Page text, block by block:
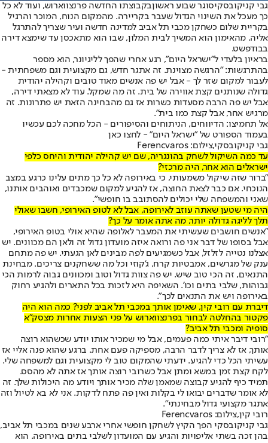
גבי קניקובסקיסוגר שבוע ראשוןבקבוצתו החדשה פרנצווארוש, ועוד לא כל
כך מעכל את השינוי הגדול שעבר בקריירה. מהמקום הנוח, המוכר והרגיל
בקריית שלום כשחקן מכבי תל אביב למדינה חדשה ועיר שצריך להתרגל
אליה. מהאימון הוא המשיך לבית המלון, שבו הוא מתאכסן עד שימצא דירה
בבודפשט.
בראיון בלעדי ל"ישראל היום", רגע אחרי שהפך לליגיונר, הוא מספר
בהתרגשות: "הרגשה מצוינת. זה אתגר חדש, גם מקצועית וגם משפחתית -
לעבור למקום שזר לך - אבל יש פה אנשים מאוד טובים וקהילה יהודית
גדולה שנותנים קצת אווירה של בית. זה מה שמקל. עוד לא מצאתי דירה,
אבל יש פה הרבה מסעדות כשרות אז גם מהבחינה הזאת יש פתרונות. זה
מרגיש אחר, אבל קצת כמו בית".
אל תחמיצו: הדיווחים, הניתוחים והסיפורים - הכל מחכה לכם עכשיו
בעמוד הספורט של "ישראל היום" - לחצו כאן
גבי קניקובסקי,צילום: Ferencvaros
עד כמה השיקול לשחק בהונגריה, שם יש קהילה יהודית והיחס כלפי
ישראלים הוא אחר, היה מרכזי?
"ברור שזה שיקול משמעותי, כי באירופה לא כל כך מתים עלינו כרגע במצב
הנוכחי. אם כבר לצאת החוצה, אז להגיע למקום שמכבדים ואוהבים אותנו,
שאני והמשפחה שלי יכולים להסתובב בו חופשי".
היה מי שטען שאתה עוזב לאירופה, אבל לא לטופ האירופי, חשבו שאולי
תלך לליגה גדולה יותר, מה אתה אומר על כך?
"אנשים חושבים שעשיתי את המעבר לאלופה שהיא אולי בטופ האירופי,
אבל בסופו של דבר אני פה ורואה איזה מועדון גדול זה ולאן הם מכוונים. יש
אצלנו נטייה לזלזל, אבל כשמגיעים לפה מבינים לאן הגעתי. יש פה מתחם
ענק של מגרשים, אמבטיות קרח, ג'קוזי וכל מה ששחקנים צריכים. מבחינת
התנאים, זה הכי טוב שיש. יש פה צוות גדול וטוב ומכוונים גבוה לרמות הכי
גבוהות, שלבי בתים וכו'. השאיפה היא לזכות בכל התארים ולהגיע רחוק
באירופה ויש את התנאים לכך".
דיברת עם רובי קין, שאימן אותך במכבי תל אביב לפני? כמה הוא היה
פקטור בהחלטה לבחור בפרנצווארוש על פני הצעות אחרות מצסק"א
סופיה ומכבי תל אביב?
"רובי דיבר איתי כמה פעמים, אבל מי שמכיר אותו יודע שכשהוא רוצה
אותך, אז לא צריך לדבר הרבה, מספיקה פעם אחת. ברגע שהוא פנה אליי אז
עשיתי הכל כדי להגיע. ידעתי שהמקום טוב לי מקצועית וגם למשפחה שלי.
לקח קצת זמן במשא ומתן אבל כשרובי רוצה אותך אז אתה לא מהסס.
תמיד כיף להגיע קבוצה שמאמן שלה מכיר אותך ויודע מה היכולות שלך. זה
לא אומר שדברים יבואו לי בקלות ואין פה פתח לדקות. אני לא בא לטיול וזה
אתגר מקצועי גדול מבחינתי".
רובי קין,צילום: Ferencvaros
גבי קניקובסקי הפך הקיץ לשחקן חופשי אחרי ארבע שנים במכבי תל אביב,
בהן זכה בשתי אליפויות והגיע עם המועדון לשלבי בתים באירופה. הוא